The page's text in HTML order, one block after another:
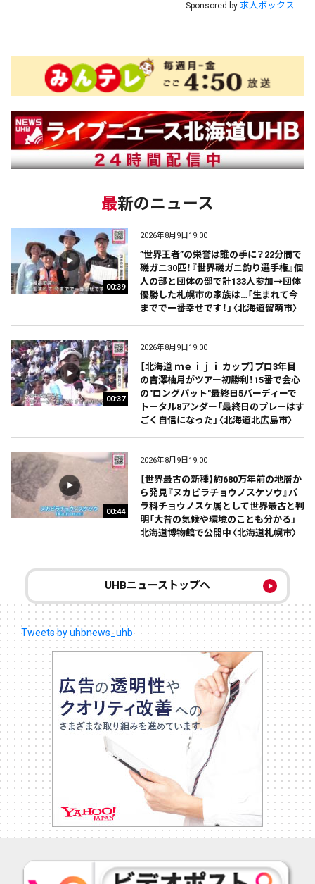
Sponsored by 求人ボックス
最新のニュース
00:39
2026年8月9日19:00
”世界王者”の栄誉は誰の手に？22分間で
磯ガニ30匹！『世界磯ガニ釣り選手権』個
人の部と団体の部で計133人参加→団体
優勝した札幌市の家族は…「生まれて今
までで一番幸せです！」〈北海道留萌市〉
00:37
2026年8月9日19:00
【北海道 ｍｅｉｊｉ カップ】プロ3年目
の吉澤柚月がツアー初勝利！15番で会心
の"ロングパット"最終日5バーディーで
トータル8アンダー「最終日のプレーはす
ごく自信になった」〈北海道北広島市〉
00:44
2026年8月9日19:00
【世界最古の新種】約680万年前の地層か
ら発見『ヌカビラチョウノスケソウ』バ
ラ科チョウノスケ属として世界最古と判
明「大昔の気候や環境のことも分かる」
北海道博物館で公開中〈北海道札幌市〉
UHBニューストップへ
Tweets by uhbnews_uhb